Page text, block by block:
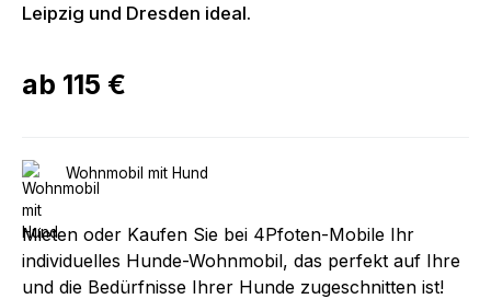
Leipzig und Dresden ideal.
ab 115 €
Wohnmobil mit Hund
Mieten oder Kaufen Sie bei 4Pfoten-Mobile Ihr
individuelles Hunde-Wohnmobil, das perfekt auf Ihre
und die Bedürfnisse Ihrer Hunde zugeschnitten ist!